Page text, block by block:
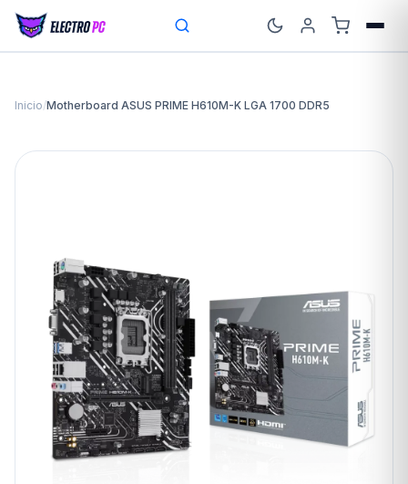
Inicio/Motherboard ASUS PRIME H610M-K LGA 1700 DDR5